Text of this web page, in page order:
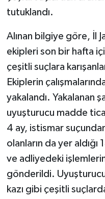
tutuklandı.
Alınan bilgiye göre, İl
ekipleri son bir hafta
çeşitli suçlara
Ekiplerin
yakalandı. Yakalanan
uyuşturucu madde
4 ay, istismar
olanların da yer
ve adliyedeki
gönderildi.
kazı gibi çeşitli
KÜLTÜR SANAT